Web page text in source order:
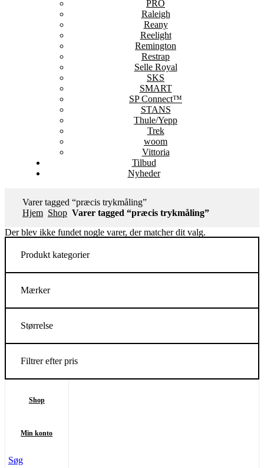
PRO
Raleigh
Reany
Reelight
Remington
Restrap
Selle Royal
SKS
SMART
SP Connect™
STANS
Thule/Yepp
Trek
woom
Vittoria
Tilbud
Nyheder
Varer tagged “præcis trykmåling”
Hjem Shop Varer tagged “præcis trykmåling”
Der blev ikke fundet nogle varer, der matcher dit valg.
Produkt kategorier
Mærker
Størrelse
Filtrer efter pris
Shop
Min konto
Søg